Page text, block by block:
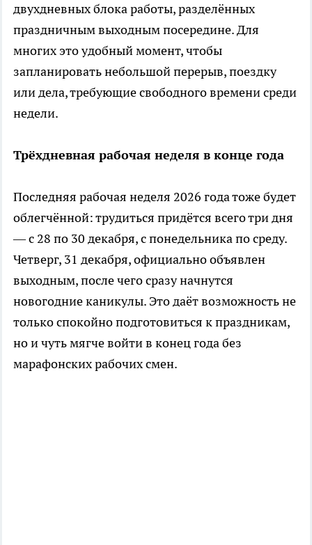
двухдневных блока работы, разделённых
праздничным выходным посередине. Для
многих это удобный момент, чтобы
запланировать небольшой перерыв, поездку
или дела, требующие свободного времени среди
недели.
Трёхдневная рабочая неделя в конце года
Последняя рабочая неделя 2026 года тоже будет
облегчённой: трудиться придётся всего три дня
— с 28 по 30 декабря, с понедельника по среду.
Четверг, 31 декабря, официально объявлен
выходным, после чего сразу начнутся
новогодние каникулы. Это даёт возможность не
только спокойно подготовиться к праздникам,
но и чуть мягче войти в конец года без
марафонских рабочих смен.